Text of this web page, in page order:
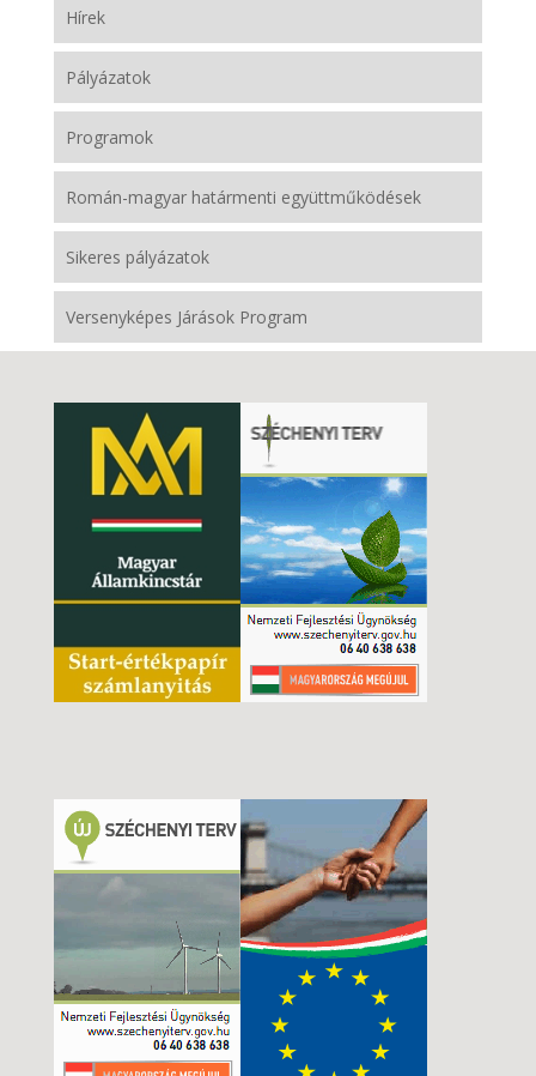
Hírek
Pályázatok
Programok
Román-magyar határmenti együttműködések
Sikeres pályázatok
Versenyképes Járások Program